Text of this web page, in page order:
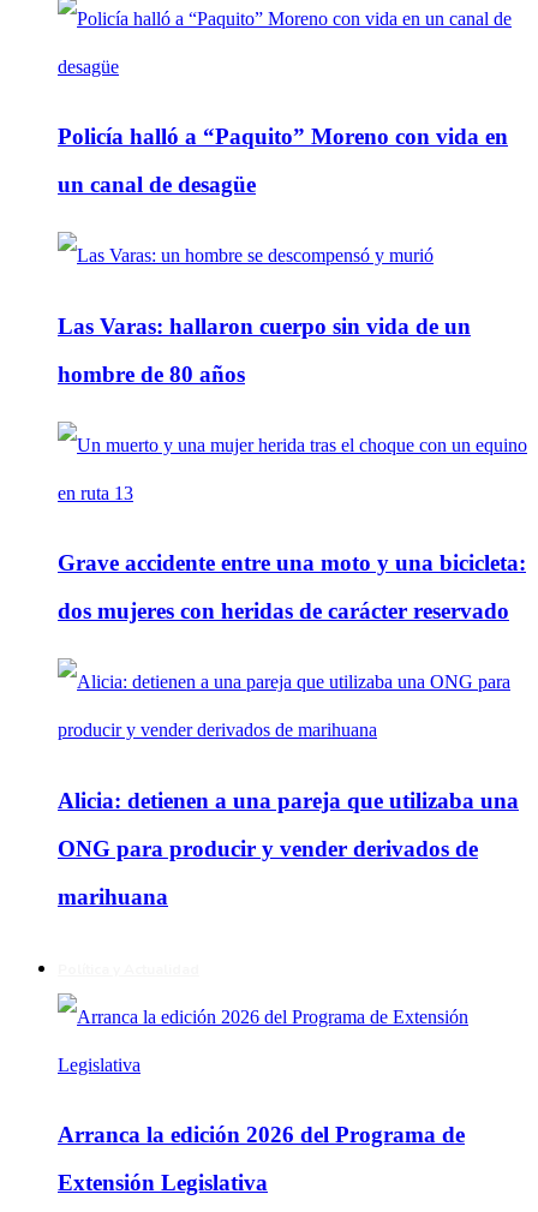
Policía halló a “Paquito” Moreno con vida en
un canal de desagüe
Las Varas: hallaron cuerpo sin vida de un
hombre de 80 años
Grave accidente entre una moto y una bicicleta:
dos mujeres con heridas de carácter reservado
Alicia: detienen a una pareja que utilizaba una
ONG para producir y vender derivados de
marihuana
Arranca la edición 2026 del Programa de
Extensión Legislativa